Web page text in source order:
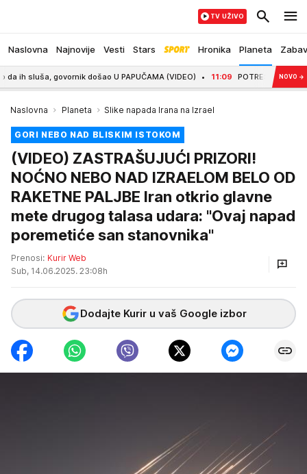
Naslovna Najnovije Vesti Stars Hronika Planeta
TV UŽIVO
govornik došao U PAPUČAMA (VIDEO) 11:09 POTRES KAKAV NOVO →
Naslovna Planeta Slike napada Irana na Izrael
GORI NEBO NAD BLISKIM ISTOKOM
(VIDEO) ZASTRAŠUJUĆI PRIZORI!
NOĆNO NEBO NAD IZRAELOM BELO OD
RAKETNE PALJBE Iran otkrio glavne
mete drugog talasa udara: "Ovaj napad
poremetiće san stanovnika"
Prenosi: Kurir Web
Sub, 14.06.2025. 23:08h
Dodajte Kurir u vaš Google izbor